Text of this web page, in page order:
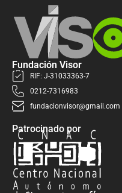
Fundación Visor
RIF: J-31033363-7
0212-7316983
fundacionvisor@gmail.com
Patrocinado por